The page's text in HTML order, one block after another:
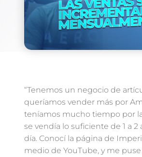
“Tenemos un negocio de
queríamos vender más por
teníamos mucho tiempo por
se vendía lo suficiente de 1 a 2
día. Conocí la página de
medio de YouTube, y me